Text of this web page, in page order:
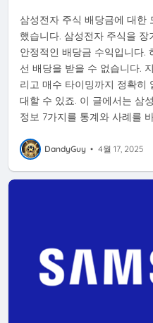
삼성전자 주식 배당금에 대한
했습니다. 삼성전자 주식을
안정적인 배당금 수익입니다.
선 배당을 받을 수 없습니다.
리고 매수 타이밍까지 정확히
대할 수 있죠. 이 글에서는 삼
정보 7가지를 통계와 사례를
DandyGuy • 4월 17, 2025